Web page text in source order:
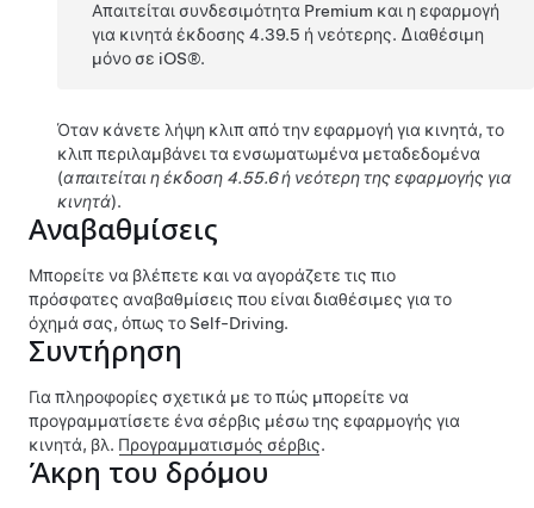
Απαιτείται συνδεσιμότητα Premium και η εφαρμογή
για κινητά έκδοσης 4.39.5 ή νεότερης. Διαθέσιμη
μόνο σε iOS®.
Όταν κάνετε λήψη κλιπ από την εφαρμογή για κινητά, το
κλιπ περιλαμβάνει τα ενσωματωμένα μεταδεδομένα
(απαιτείται η έκδοση 4.55.6 ή νεότερη της εφαρμογής για
κινητά).
Αναβαθμίσεις
Μπορείτε να βλέπετε και να αγοράζετε τις πιο
πρόσφατες αναβαθμίσεις που είναι διαθέσιμες για το
όχημά σας, όπως τοSelf-Driving.
Συντήρηση
Για πληροφορίες σχετικά με το πώς μπορείτε να
προγραμματίσετε ένα σέρβις μέσω της εφαρμογής για
κινητά, βλ. Προγραμματισμός σέρβις.
Άκρη του δρόμου